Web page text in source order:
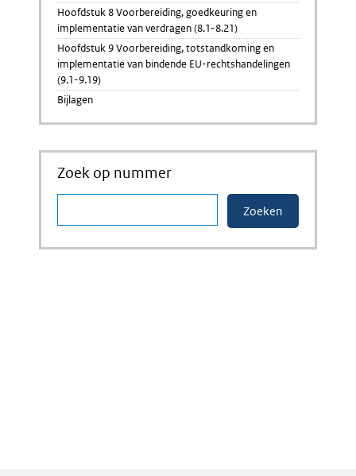
Hoofdstuk 8 Voorbereiding, goedkeuring en
implementatie van verdragen (8.1-8.21)
Hoofdstuk 9 Voorbereiding, totstandkoming en
implementatie van bindende EU-rechtshandelingen
(9.1-9.19)
Bijlagen
Zoek op nummer